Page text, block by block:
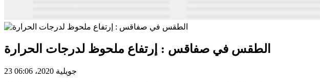
الطقس في صفاقس : إرتفاع ملحوظ لدرجات الحرارة
23 جويلية 2020، 06:06